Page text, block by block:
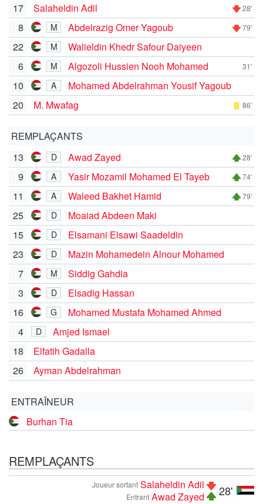
17 Salaheldin Adil 28'
8 M Abdelrazig Omer Yagoub 79'
22 M
Walieldin Khedr Safour Daiyeen
6
M Algozoli Hussien Nooh Mohamed 31'
10 A
Mohamed Abdelrahman Yousif Yagoub
20
M. Mwafag 86'
REMPLAÇANTS
13
D Awad Zayed 28'
9 A Yasir Mozamil Mohamed El Tayeb 74'
11 A Waleed Bakhet Hamid 79'
25 D
Moaiad Abdeen Maki
15
D
Elsamani Elsawi Saadeldin
23
D
Mazin Mohamedein Alnour Mohamed
7
M
Siddig Gahdia
3
D
Elsadig Hassan
16
G
Mohamed Mustafa Mohamed Ahmed
4
D
Amjed Ismael
18
Elfatih Gadalla
26
Ayman Abdelrahman
ENTRAÎNEUR
Burhan Tia
REMPLAÇANTS
28'
Joueur sortant Salaheldin Adil
Entrant Awad Zayed